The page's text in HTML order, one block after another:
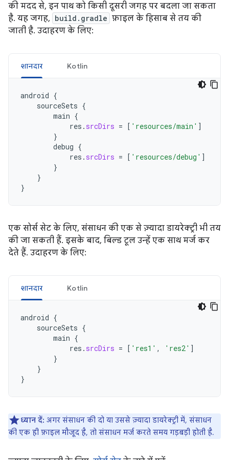
की मदद से, इन पाथ को किसी दूसरी जगह पर बदला जा सकता
है. यह जगह, build.gradle फ़ाइल के हिसाब से तय की
जाती है. उदाहरण के लिए:
शानदार Kotlin
android {
sourceSets {
main {
res . srcDirs = [ 'resources/main' ]
}
debug {
res . srcDirs = [ 'resources/debug' ]
}
}
}
एक सोर्स सेट के लिए, संसाधन की एक से ज़्यादा डायरेक्ट्री भी तय
की जा सकती हैं. इसके बाद, बिल्ड टूल उन्हें एक साथ मर्ज कर
देते हैं. उदाहरण के लिए:
शानदार Kotlin
android {
sourceSets {
main {
res . srcDirs = [ 'res1' , 'res2' ]
}
}
}
ध्यान दें: अगर संसाधन की दो या उससे ज़्यादा डायरेक्ट्री में, संसाधन
की एक ही फ़ाइल मौजूद है, तो संसाधन मर्ज करते समय गड़बड़ी होती है.